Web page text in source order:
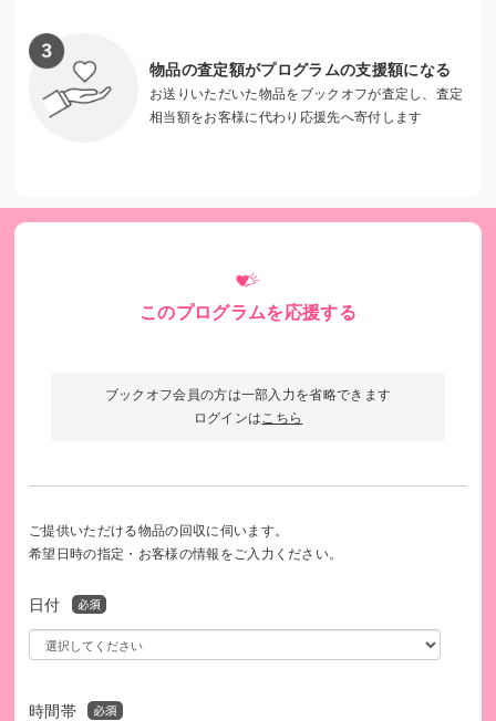
ッグを持参してもらいます
物品の査定額がプログラムの支援額になる
お送りいただいた物品をブックオフが査定し、査定
相当額をお客様に代わり応援先へ寄付します
このプログラムを応援する
ブックオフ会員の方は一部入力を省略できます
ログインはこちら
ご提供いただける物品の回収に伺います。
希望日時の指定・お客様の情報をご入力ください。
日付
時間帯